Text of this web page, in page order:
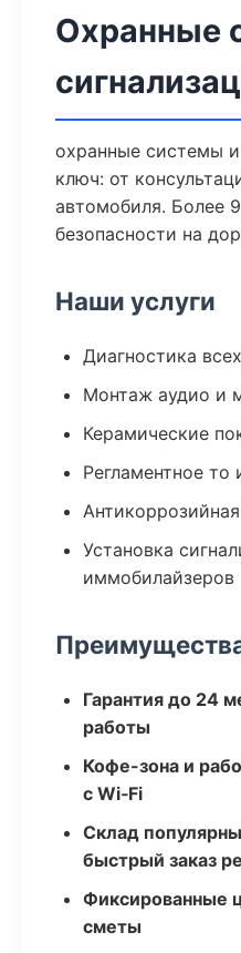
Охранные
охранные системы
ключ: от
автомобиля. Более
безопасности на
Наши услуги
Диагностика
Монтаж аудио и
Керамические
Регламентное то
Установка
иммобилайзеров
Гарантия до 24
работы
Кофе-зона и
с Wi‑Fi
Склад
быстрый заказ
Фиксированные
сметы